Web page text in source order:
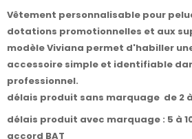
Vêtement personnalisable pour
dotations promotionnelles et aux
modèle Viviana permet d'habiller
accessoire simple et identifiable
professionnel.
délais produit sans marquage de 2
délais produit avec marquage : 5 à
accord BAT